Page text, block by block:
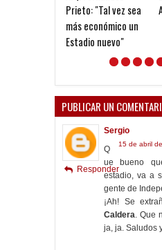
Prieto: "Tal vez sea
más económico un
Estadio nuevo"
PUBLICAR UN
Sergio
15 de abril
Q
ue bueno
estadio, va a
gente de
¡Ah! Se
Caldera . Que
ja, ja. Saludos
Responder